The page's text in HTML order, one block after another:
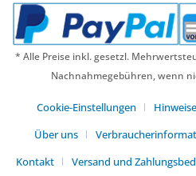
* Alle Preise inkl. gesetzl.
Nachnahmegebühren, wenn
Cookie-Einstellungen
Über uns
Kontakt
Versand und